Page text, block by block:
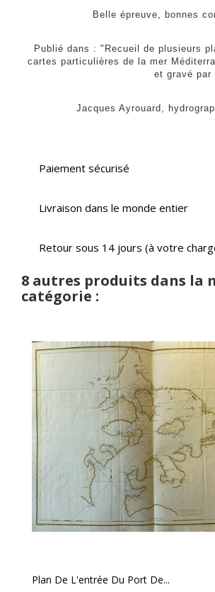
Belle épreuve, bonnes
Publié dans : "Recueil de plusieurs
cartes particulières de la mer
et gravé par
Jacques Ayrouard,
Paiement sécurisé
Livraison dans le monde entier
Retour sous 14 jours (à votre
8 autres produits dans la
catégorie :
Plan De L'entrée Du Port De...